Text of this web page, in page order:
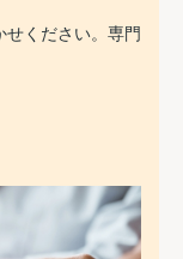
ください。専門